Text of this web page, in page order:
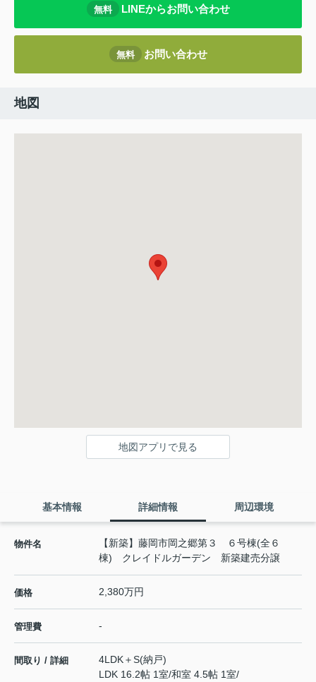
無料 LINEからお問い合わせ
無料 お問い合わせ
地図
地図アプリで見る
基本情報 詳細情報 周辺環境
物件名
【新築】藤岡市岡之郷第３ ６号棟(全６
棟) クレイドルガーデン 新築建売分譲
価格 2,380万円
管理費 -
間取り / 詳細
4LDK＋S(納戸)
LDK 16.2帖 1室/和室 4.5帖 1室/